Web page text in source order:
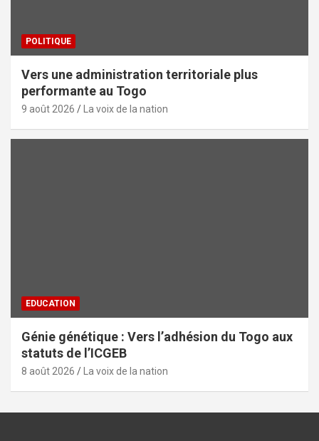
POLITIQUE
Vers une administration territoriale plus
performante au Togo
9 août 2026 La voix de la nation
EDUCATION
Génie génétique : Vers l’adhésion du Togo aux
statuts de l’ICGEB
8 août 2026 La voix de la nation